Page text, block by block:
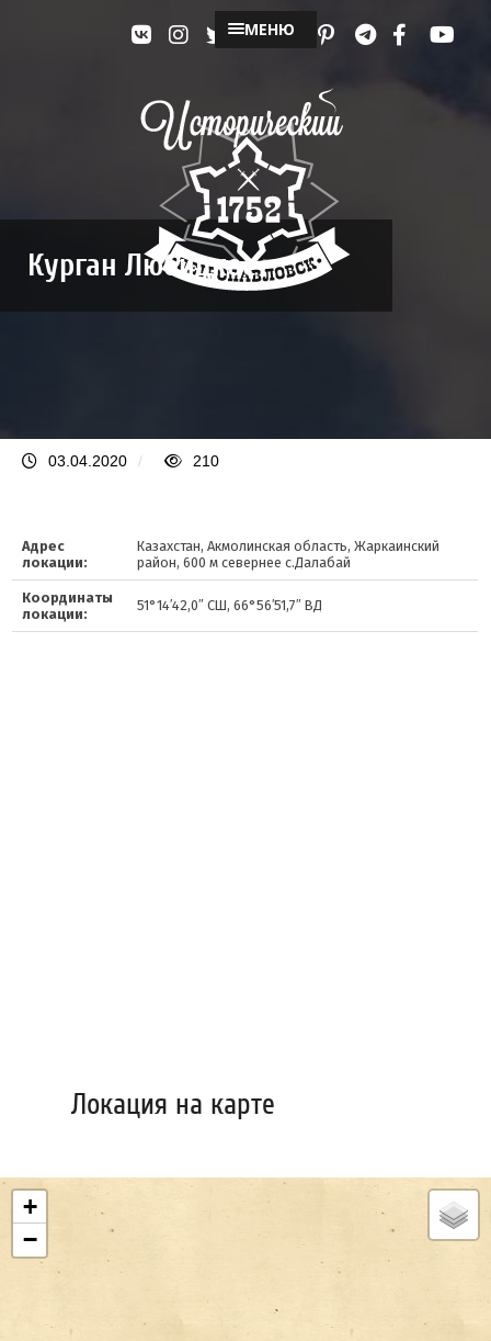
МЕНЮ
Курган Любицкое
03.04.2020 / 210
Адрес
локации:
Казахстан, Акмолинская область, Жаркаинский
район, 600 м севернее с.Далабай
Координаты
локации:
51°14′42,0″ СШ, 66°56′51,7″ ВД
Локация на карте
+
−